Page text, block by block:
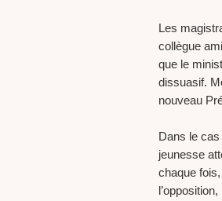
Les
collègue
que le
dissuasif.
nouveau
Dans le cas
jeunesse
chaque